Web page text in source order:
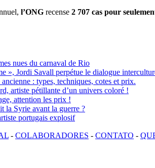
l’ONG recense 2 707 cas pour
nues du carnaval de Rio
», Jordi Savall perpétue le dialogue
: types, techniques, cotes et prix.
artiste pétillante d’un univers coloré !
attention les prix !
la Syrie avant la guerre ?
portugais explosif
- COLABORADORES - CONTATO -